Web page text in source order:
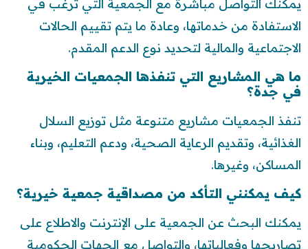
يمكنك التواصل مباشرة مع الجمعية التي ترغب في
الاستفادة من خدماتها، وعادة ما يتم تقييم الحالات
الاجتماعية والمالية لتحديد نوع الدعم المقدم.
ما هي المشاريع التي تنفذها الجمعيات الخيرية
في جدة؟
تنفذ الجمعيات مشاريع متنوعة مثل توزيع السلال
الغذائية، وتقديم الرعاية الصحية، ودعم التعليم، وبناء
المساكن، وغيرها.
كيف يمكنني التأكد من مصداقية جمعية خيرية؟
يمكنك البحث عن الجمعية على الإنترنت والاطلاع على
تصاريحها وفعالياتها، والتواصل مع الجهات الحكومية